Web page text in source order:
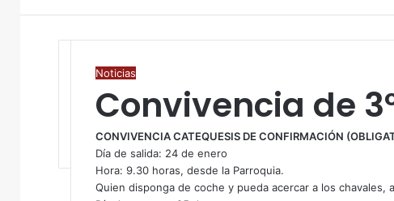
Noticias
Convivencia de
CONVIVENCIA CATEQUESIS DE CONFIRMACIÓN
Día de salida: 24 de enero
Hora: 9.30 horas, desde la Parroquia.
Quien disponga de coche y pueda acercar a los chavales,